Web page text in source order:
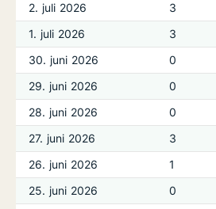
2. juli 2026
3
1. juli 2026
3
30. juni 2026
0
29. juni 2026
0
28. juni 2026
0
27. juni 2026
3
26. juni 2026
1
25. juni 2026
0